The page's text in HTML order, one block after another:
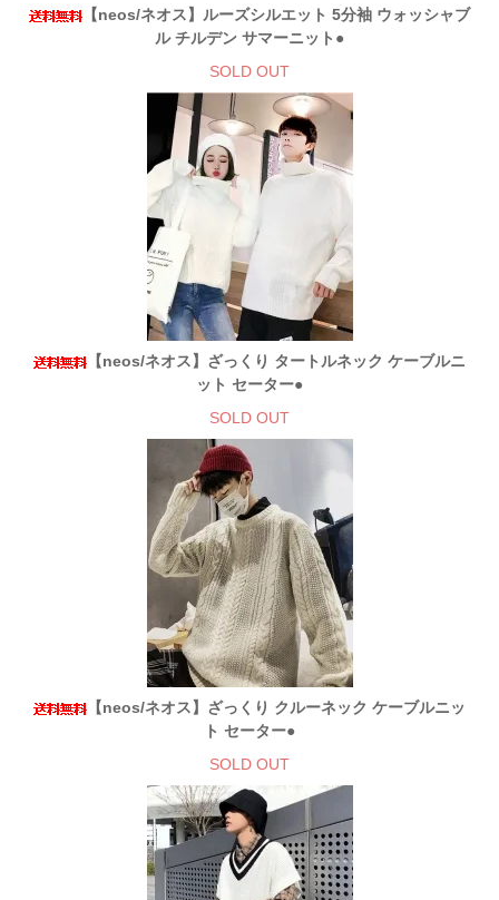
【neos/ネオス】ルーズシルエット 5分袖 ウォッシャブ
ル チルデン サマーニット●
SOLD OUT
【neos/ネオス】ざっくり タートルネック ケーブルニ
ット セーター●
SOLD OUT
【neos/ネオス】ざっくり クルーネック ケーブルニッ
ト セーター●
SOLD OUT